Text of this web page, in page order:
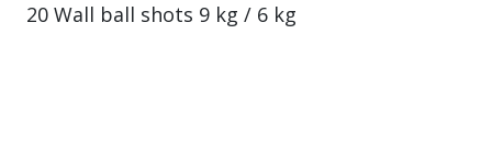
20 Wall ball shots 9 kg / 6 kg